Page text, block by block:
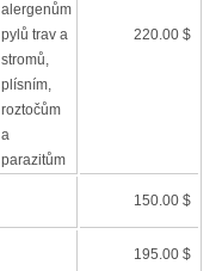
alergenům
pylů trav a
stromů,
plísním,
roztočům
a
parazitům
220.00 $
150.00 $
195.00 $